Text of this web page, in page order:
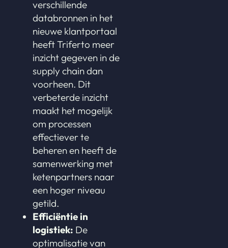
verschillende
databronnen in het
nieuwe klantportaal
heeft Triferto meer
inzicht gegeven in de
supply chain dan
voorheen. Dit
verbeterde inzicht
maakt het mogelijk
om processen
effectiever te
beheren en heeft de
samenwerking met
ketenpartners naar
een hoger niveau
getild.
Efficiëntie in
logistiek: De
optimalisatie van